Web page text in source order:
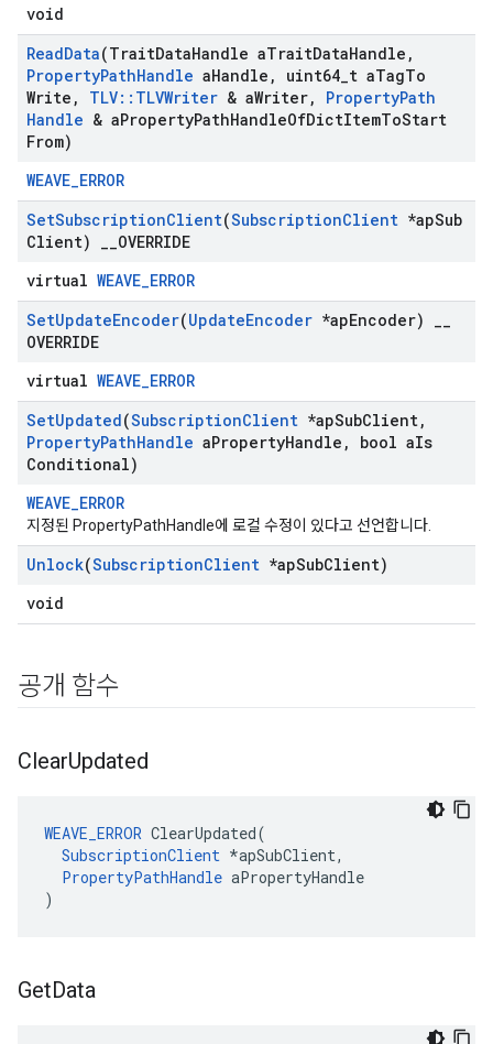
void
ReadData(TraitDataHandle aTraitDataHandle ,
PropertyPathHandle aHandle , uint64 t aTagTo
Write , TLV:: TLVWriter & aWriter, PropertyPath
Handle & aPropertyPathHandleOfDictItemToStart
From)
WEAVE_ERROR
SetSubscriptionClient(SubscriptionClient *apSub
Client)
OVERRIDE
virtual WEAVE_ERROR
SetUpdateEncoder(UpdateEncoder *apEncoder)
OVERRIDE
virtual WEAVE_ERROR
SetUpdated(SubscriptionClient *apSubClient,
PropertyPathHandle aPropertyHandle , bool aIs
Conditional)
WEAVE_ERROR
지정된 PropertyPathHandle에 로컬 수정이 있다고 선언합니다.
Unlock(SubscriptionClient *apSubClient)
void
공개 함수
ClearUpdated
WEAVE_ERROR ClearUpdated(
SubscriptionClient *apSubClient,
PropertyPathHandle aPropertyHandle
)
GetData